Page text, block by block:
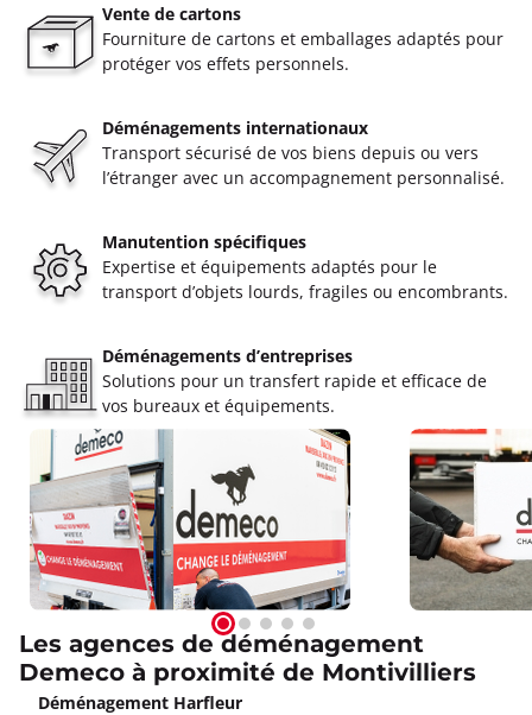
Vente de cartons
Fourniture de cartons et emballages adaptés pour
protéger vos effets personnels.
Déménagements internationaux
Transport sécurisé de vos biens depuis ou vers
l’étranger avec un accompagnement personnalisé.
Manutention spécifiques
Expertise et équipements adaptés pour le
transport d’objets lourds, fragiles ou encombrants.
Déménagements d’entreprises
Solutions pour un transfert rapide et efficace de
vos bureaux et équipements.
Les agences de déménagement
Demeco à proximité de Montivilliers
Déménagement Harfleur